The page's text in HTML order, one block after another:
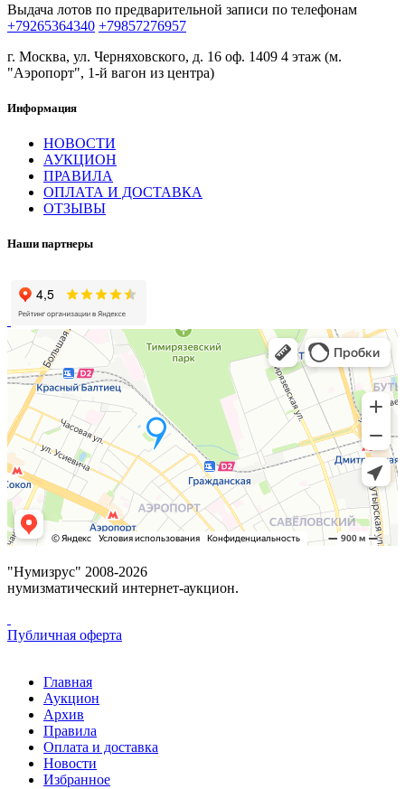
Выдача лотов по предварительной записи по телефонам
+79265364340 +79857276957
г. Москва, ул. Черняховского, д. 16 оф. 1409 4 этаж (м.
"Аэропорт", 1-й вагон из центра)
Информация
НОВОСТИ
АУКЦИОН
ПРАВИЛА
ОПЛАТА И ДОСТАВКА
ОТЗЫВЫ
Наши партнеры
"Нумизрус" 2008-2026
нумизматический интернет-аукцион.
Публичная оферта
Главная
Аукцион
Архив
Правила
Оплата и доставка
Новости
Избранное